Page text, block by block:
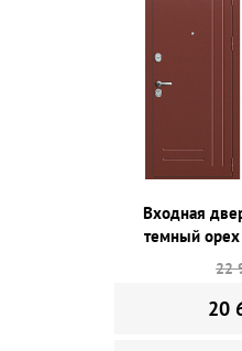
Входная
темный
22
20